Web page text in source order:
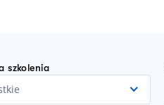
szkolenia